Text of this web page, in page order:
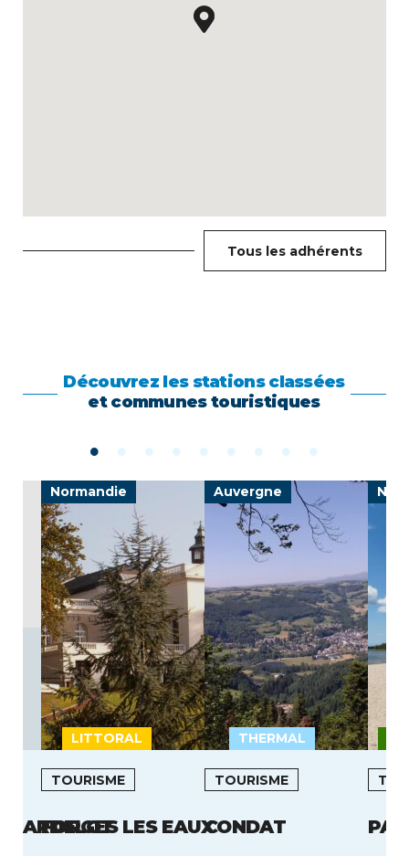
Tous les adhérents
Découvrez les stations classées
et communes touristiques
LITTORAL
HARDELOT
Normandie
THERMAL
TOURISME
FORGES LES EAUX
Auvergne
TOURISME
CONDAT